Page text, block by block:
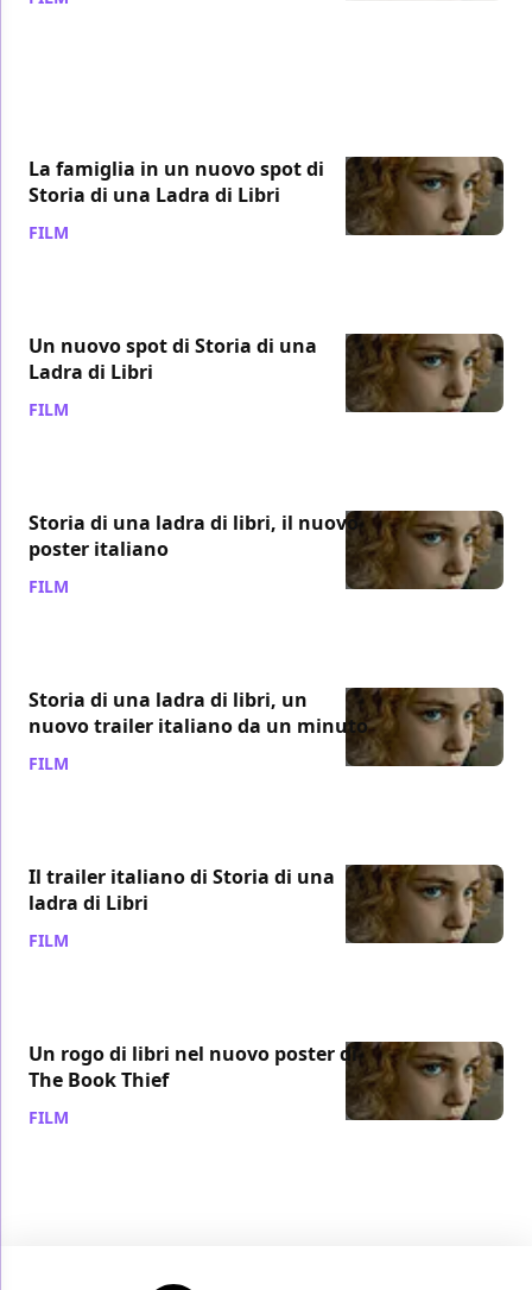
La famiglia in un nuovo spot di
Storia di una Ladra di Libri
FILM
Un nuovo spot di Storia di una
Ladra di Libri
FILM
Storia di una ladra di libri, il nuovo
poster italiano
FILM
Storia di una ladra di libri, un
nuovo trailer italiano da un minuto
FILM
Il trailer italiano di Storia di una
ladra di Libri
FILM
Un rogo di libri nel nuovo poster di
The Book Thief
FILM